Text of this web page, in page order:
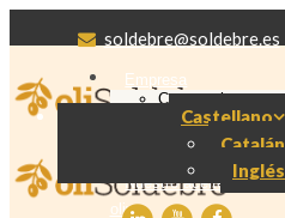
soldebre@soldebre.es
Castellano
Catalán
Inglés
Empresa
Cooperativa
Soldebre
Producción aceite
Nuestro aceite de
oliva